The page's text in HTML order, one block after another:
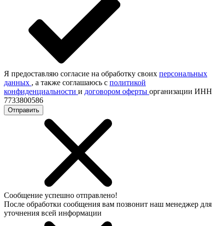
Я предоставляю согласие на обработку своих персональных
данных , а также соглашаюсь с политикой
конфиденциальности и договором оферты организации ИНН
7733800586
Отправить
Сообщение успешно отправлено!
После обработки сообщения вам позвонит наш менеджер для
уточнения всей информации